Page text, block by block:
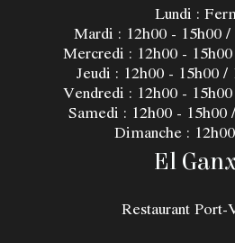
Lundi :
Mardi : 12h00 - 15h00
Mercredi : 12h00 -
Jeudi : 12h00 - 15h00 /
Vendredi : 12h00 -
Samedi : 12h00 - 15h00
Dimanche :
El
Restaurant Port-